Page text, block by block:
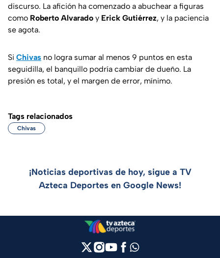
discurso. La afición ha comenzado a abuchear a figuras
como Roberto Alvarado y Erick Gutiérrez, y la paciencia
se agota.
Si Chivas no logra sumar al menos 9 puntos en esta
seguidilla, el banquillo podría cambiar de dueño. La
presión es total, y el margen de error, mínimo.
Tags relacionados
Chivas
¡Noticias deportivas de hoy, sigue a TV
Azteca Deportes en Google News!